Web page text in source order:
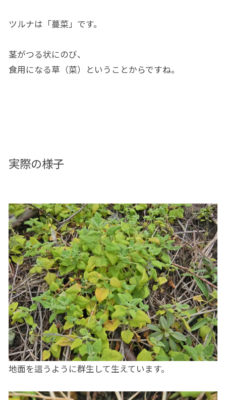
ツルナは「蔓菜」です。
茎がつる状にのび、
食用になる草（菜）ということからですね。
実際の様子
地面を這うように群生して生えています。